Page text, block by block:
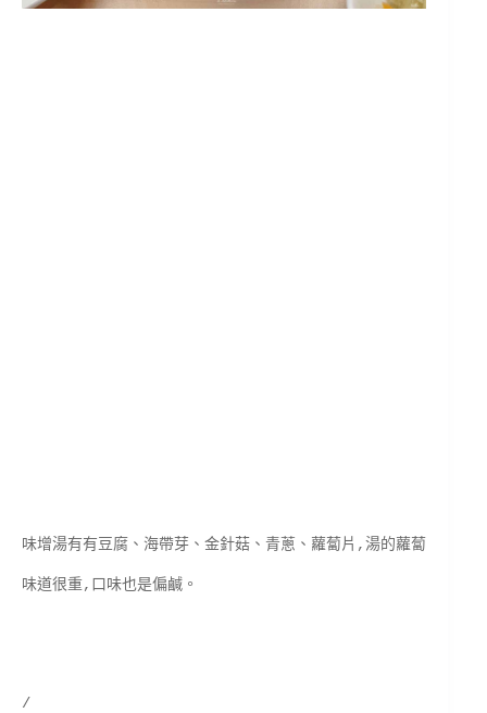
味增湯有有豆腐、海帶芽、金針菇、青蔥、蘿蔔片,湯的蘿蔔
味道很重,口味也是偏鹹。
/